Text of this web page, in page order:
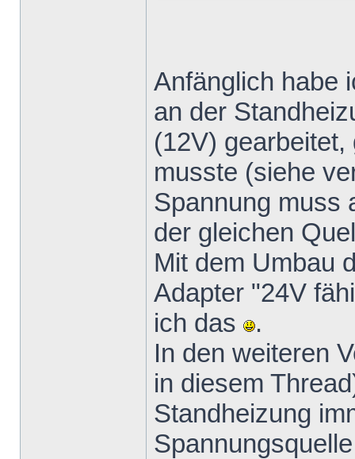
Anfänglich habe
an der
(12V)
musste (siehe
Spannung muss
der gleichen
Mit dem Umbau
Adapter "24V
ich das
.
In den weiteren
in diesem
Standheizung